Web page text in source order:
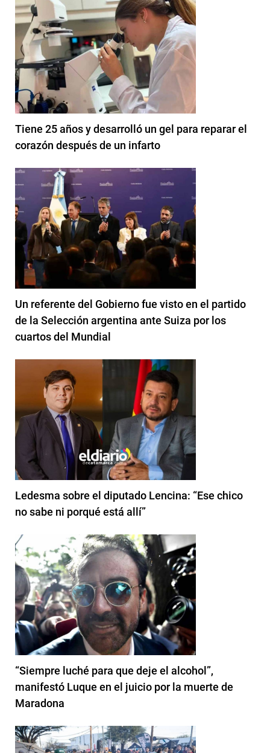
Tiene 25 años y desarrolló un gel para reparar el
corazón después de un infarto
Un referente del Gobierno fue visto en el partido
de la Selección argentina ante Suiza por los
cuartos del Mundial
Ledesma sobre el diputado Lencina: “Ese chico
no sabe ni porqué está allí”
“Siempre luché para que deje el alcohol”,
manifestó Luque en el juicio por la muerte de
Maradona